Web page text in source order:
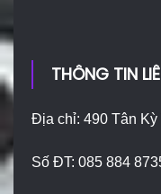
THÔNG TIN
Địa chỉ: 490 Tân Kỳ
Số ĐT: 085 884